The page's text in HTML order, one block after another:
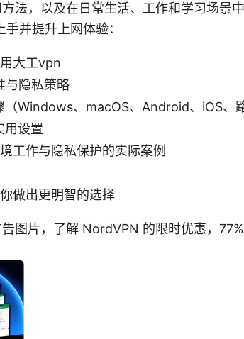
法，以及在日常生活、工作和学习场景
并提升上网体验：
大工vpn
与隐私策略
Windows、macOS、Android、iOS、
用设置
工作与隐私保护的实际案例
做出更明智的选择
图片，了解 NordVPN 的限时优惠，